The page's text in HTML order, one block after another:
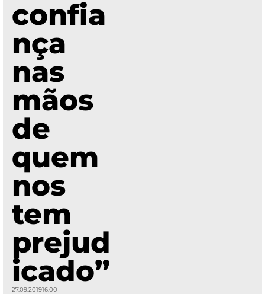
confia
nça
nas
mãos
de
quem
nos
tem
prejud
icado”
27.09.201916:00